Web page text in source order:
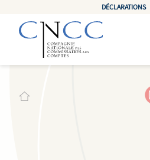
DÉCLARATIONS